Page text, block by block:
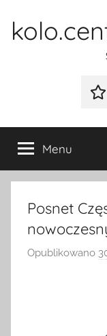
Menu
Posnet
Opublikowano